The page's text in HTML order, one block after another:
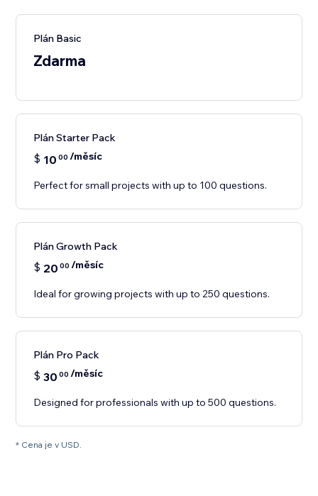
Plán Basic
Zdarma
Plán Starter Pack
$ 10 00 /měsíc
Perfect for small projects with up to 100 questions.
Plán Growth Pack
$ 20 00 /měsíc
Ideal for growing projects with up to 250 questions.
Plán Pro Pack
$ 30 00 /měsíc
Designed for professionals with up to 500 questions.
* Cena je v USD.